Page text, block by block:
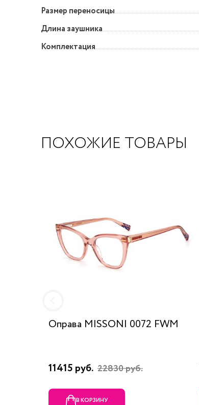
Размер переносицы
Длина заушника
Комплектация
ПОХОЖИЕ ТОВАРЫ
Оправа MISSONI 0072 FWM
11415 руб. 22830 руб.
В КОРЗИНУ